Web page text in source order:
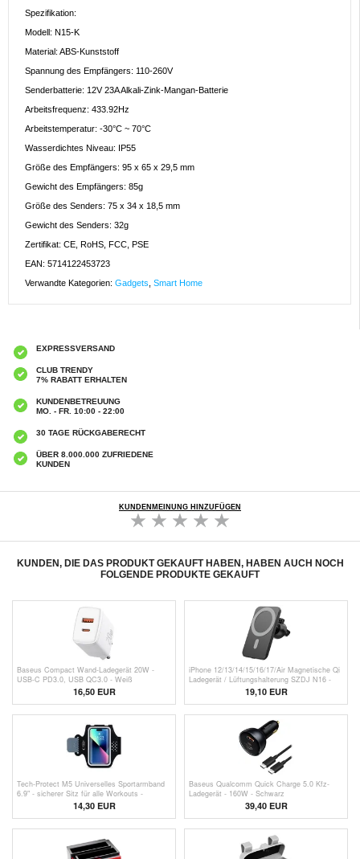
Spezifikation:
Modell: N15-K
Material: ABS-Kunststoff
Spannung des Empfängers: 110-260V
Senderbatterie: 12V 23A Alkali-Zink-Mangan-Batterie
Arbeitsfrequenz: 433.92Hz
Arbeitstemperatur: -30°C ~ 70°C
Wasserdichtes Niveau: IP55
Größe des Empfängers: 95 x 65 x 29,5 mm
Gewicht des Empfängers: 85g
Größe des Senders: 75 x 34 x 18,5 mm
Gewicht des Senders: 32g
Zertifikat: CE, RoHS, FCC, PSE
EAN: 5714122453723
Verwandte Kategorien: Gadgets Smart Home
EXPRESSVERSAND
CLUB TRENDY
7% RABATT ERHALTEN
KUNDENBETREUUNG
MO. - FR. 10:00 - 22:00
30 TAGE RÜCKGABERECHT
ÜBER 8.000.000 ZUFRIEDENE
KUNDEN
KUNDENMEINUNG HINZUFÜGEN
KUNDEN, DIE DAS PRODUKT GEKAUFT HABEN, HABEN AUCH NOCH
FOLGENDE PRODUKTE GEKAUFT
Baseus Compact Wand-Ladegerät 20W -
USB-C PD3.0, USB QC3.0 - Weiß
16,50EUR
iPhone 12/13/14/15/16/17/Air Magnetische Qi
Ladegerät / Lüftungshalterung SZDJ N16 -
19,10 EUR
Tech-Protect M5 Universelles Sportarmband
6.9" - sicherer Sitz für alle Workouts -
14,30EUR
Baseus Qualcomm Quick Charge 5.0 Kfz-
Ladegerät - 160W - Schwarz
39,40 EUR